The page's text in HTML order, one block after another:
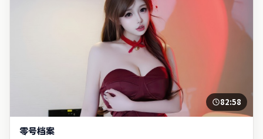
82:58
零号档案